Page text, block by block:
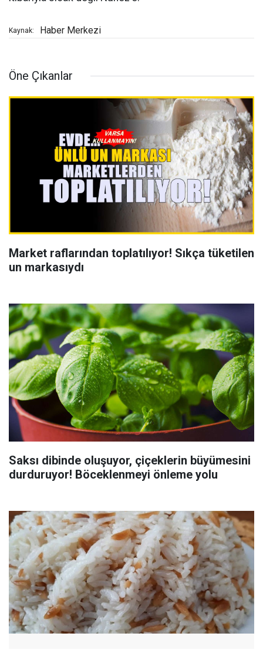
Kaynak: Haber Merkezi
Öne Çıkanlar
Market raflarından toplatılıyor! Sıkça tüketilen
un markasıydı
Saksı dibinde oluşuyor, çiçeklerin büyümesini
durduruyor! Böceklenmeyi önleme yolu